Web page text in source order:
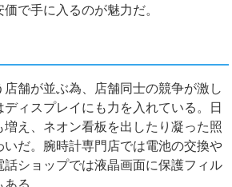
で手に入るのが魅力だ。
舗が並ぶ為、店舗同士の競争が激し
ィスプレイにも力を入れている。日
え、ネオン看板を出したり凝った照
だ。腕時計専門店では電池の交換や
ショップでは液晶画面に保護フィル